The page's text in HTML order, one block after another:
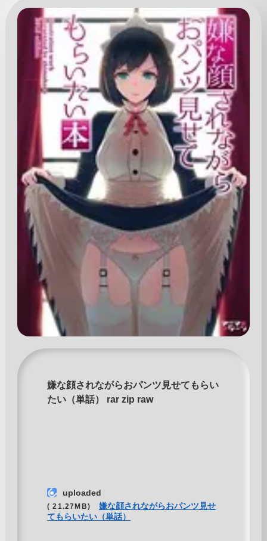
嫌な顔されながらおパンツ見せてもらい
たい（単話） rar zip raw
uploaded
( 21.27MB)
嫌な顔されながらおパンツ見せ
てもらいたい（単話）